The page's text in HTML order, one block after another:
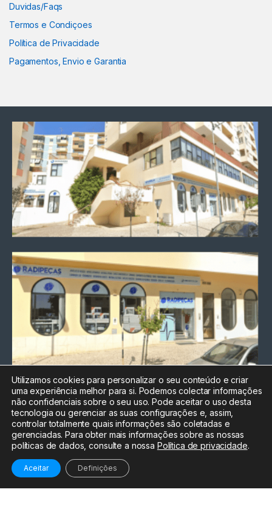
Duvidas/Faqs
Termos e Condiçoes
Política de Privacidade
Pagamentos, Envio e Garantia
Chamada para a rede fixa
nacional
Electrónica:212
588 047
Informática:212
588 044
Utilizamos cookies para personalizar o seu conteúdo e criar
uma experiência melhor para si. Podemos colectar informações
não confidenciais sobre o seu uso. Pode aceitar o uso desta
tecnologia ou gerenciar as suas configurações e, assim,
controlar totalmente quais informações são coletadas e
gerenciadas. Para obter mais informações sobre as nossas
políticas de dados, consulte a nossa Política de privacidade.
Aceitar Definições